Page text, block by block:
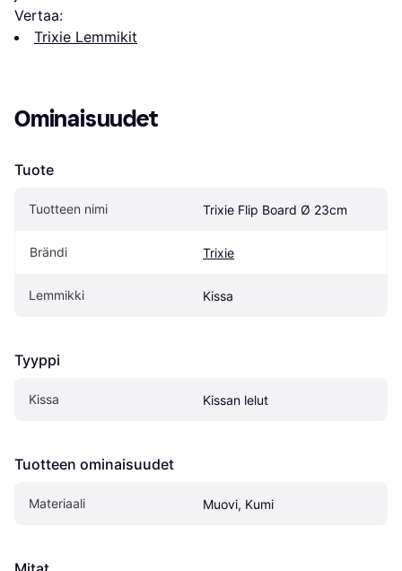
Vertaa:
Trixie Lemmikit
Ominaisuudet
Tuote
Tuotteen nimi Trixie Flip Board Ø 23cm
Brändi Trixie
Lemmikki Kissa
Tyyppi
Kissa Kissan lelut
Tuotteen ominaisuudet
Materiaali Muovi, Kumi